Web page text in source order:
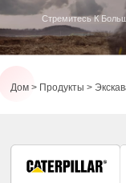
Стремитесь К
Дом Продукты